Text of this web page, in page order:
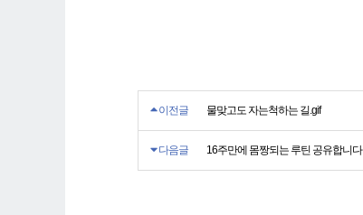
이전글 물맞고도 자는척하는 길.gif
다음글 16주만에 몸짱되는 루틴 공유합니다